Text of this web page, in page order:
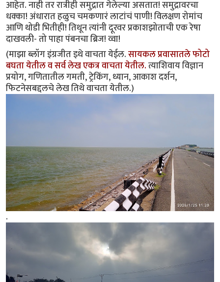
आहेत. नाही तर रात्रीही समुद्रात गेलेल्या असतात! समुद्रावरचा
धक्का! अंधारात हळुच चमकणारं लाटांचं पाणी! विलक्षण रोमांच
आणि थोडी भितीही! तिथून त्यांनी दूरवर प्रकाशझोताची एक रेषा
दाखवली- तो पाहा पंबनचा ब्रिज! व्वा!
(माझा ब्लॉग इंग्रजीत इथे वाचता येईल.सायकल प्रवासातले फोटो
बघता येतील‌ व सर्व लेख एकत्र वाचता येतील.त्याशिवाय विज्ञान
प्रयोग, गणितातील गमती, ट्रेकिंग, ध्यान, आकाश दर्शन,
फिटनेसबद्दलचे लेख तिथे वाचता येतील.)
.